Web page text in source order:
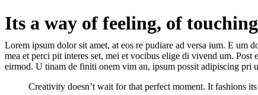
Ir
para
conteúdo
Its a way of feeling, of
Lorem ipsum dolor sit amet, at eos re pudiare ad versa ium. E um
mea et perci pit interes set, mei et vocibus elige di vivend um.
eirmod. U tinam de finiti onem vim an, ipsum possit adipiscing pri
Creativity doesn’t wait for that perfect moment. It fashions